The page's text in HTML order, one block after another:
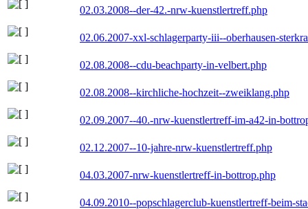
02.03.2008--der-42.-nrw-kuenstlertreff.php
02.06.2007-xxl-schlagerparty-iii--oberhausen-
02.08.2008--cdu-beachparty-in-velbert.php
02.08.2008--kirchliche-hochzeit--zweiklang.php
02.09.2007--40.-nrw-kuenstlertreff-im-a42-in-
02.12.2007--10-jahre-nrw-kuenstlertreff.php
04.03.2007-nrw-kuenstlertreff-in-bottrop.php
04.09.2010--popschlagerclub-kuenstlertreff-beim-